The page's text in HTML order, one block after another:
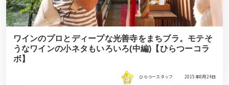
ワインのプロとディープな光善寺をまちブラ。モテそ
うなワインの小ネタもいろいろ(中編)【ひらつーコラ
ボ】
ひらつースタッフ 2015年8月24日